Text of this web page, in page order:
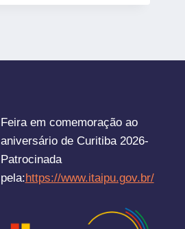
Feira em comemoração ao
aniversário de Curitiba 2026-
Patrocinada
pela:https://www.itaipu.gov.br/